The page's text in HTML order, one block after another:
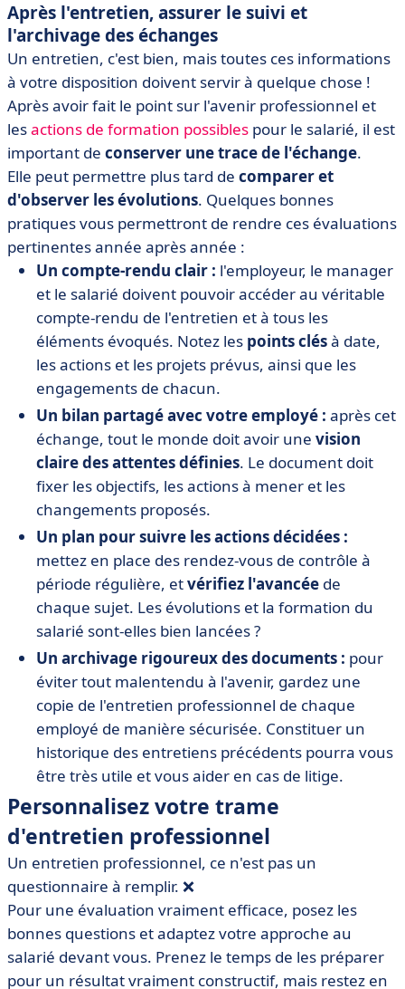
Après l'entretien, assurer le suivi et
l'archivage des échanges
Un entretien, c'est bien, mais toutes ces informations
à votre disposition doivent servir à quelque chose !
Après avoir fait le point sur l'avenir professionnel et
lesactions de formation possibles pour le salarié, il est
important de conserver une trace de l'échange.
Elle peut permettre plus tard de comparer et
d'observer les évolutions. Quelques bonnes
pratiques vous permettront de rendre ces évaluations
pertinentes année après année :
Un compte-rendu clair : l'employeur, le manager
et le salarié doivent pouvoir accéder au véritable
compte-rendu de l'entretien et à tous les
éléments évoqués. Notez les points clésà date,
les actions et les projets prévus, ainsi que les
engagements de chacun.
Un bilan partagé avec votre employé : après cet
échange, tout le monde doit avoir une vision
claire des attentes définies. Le document doit
fixer les objectifs, les actions à mener et les
changements proposés.
Un plan pour suivre les actions décidées :
mettez en place des rendez-vous de contrôle à
période régulière, etvérifiez l'avancée de
chaque sujet. Les évolutions et la formation du
salarié sont-elles bien lancées ?
Un archivage rigoureux des documents : pour
éviter tout malentendu à l'avenir, gardez une
copie de l'entretien professionnel de chaque
employé de manière sécurisée. Constituer un
historique des entretiens précédents pourra vous
être très utile et vous aider en cas de litige.
Personnalisez votre trame
d'entretien professionnel
Un entretien professionnel, ce n'est pas un
questionnaire à remplir. ❌
Pour une évaluation vraiment efficace, posez les
bonnes questions et adaptez votre approche au
salarié devant vous. Prenez le temps de les préparer
pour un résultat vraiment constructif, mais restez en